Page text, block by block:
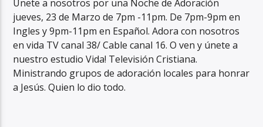
Únete a nosotros por una Noche de Adoración
jueves, 23 de Marzo de 7pm -11pm. De 7pm-9pm en
Ingles y 9pm-11pm en Español. Adora con nosotros
en vida TV canal 38/ Cable canal 16. O ven y únete a
nuestro estudio Vida! Televisión Cristiana.
Ministrando grupos de adoración locales para honrar
a Jesús. Quien lo dio todo.